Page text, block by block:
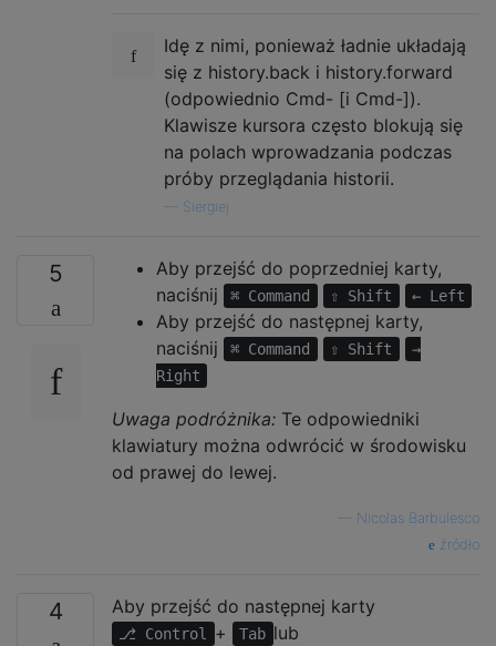
Idę z nimi, ponieważ ładnie układają
się z history.back i history.forward
(odpowiednio Cmd- [i Cmd-]).
Klawisze kursora często blokują się
na polach wprowadzania podczas
próby przeglądania historii.
Siergiej
5
Aby przejść do poprzedniej karty,
naciśnij
⌘ Command ⇧ Shift ← Left
Aby przejść do następnej karty,
naciśnij
⌘ Command ⇧ Shift
→
Right
Uwaga podróżnika: Te odpowiedniki
klawiatury można odwrócić w środowisku
od prawej do lewej.
Nicolas Barbulesco
źródło
4 Aby przejść do następnej karty
⎇ Control + Tab lub